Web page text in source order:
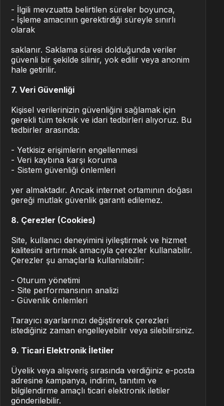
- İlgili mevzuatta belirtilen süreler boyunca,
- İşleme amacının gerektirdiği süreyle sınırlı
olarak
saklanır. Saklama süresi dolduğunda veriler
güvenli bir şekilde silinir, yok edilir veya anonim
hale getirilir.
7. Veri Güvenliği
Kişisel verilerinizin güvenliğini sağlamak için
gerekli tüm teknik ve idari tedbirleri alıyoruz. Bu
tedbirler arasında:
- Yetkisiz erişimlerin engellenmesi
- Veri kaybına karşı koruma
- Sistem güvenliği önlemleri
yer almaktadır. Ancak internet ortamının doğası
gereği mutlak güvenlik garanti edilemez.
8. Çerezler (Cookies)
Site, kullanıcı deneyimini iyileştirmek ve hizmet
kalitesini artırmak amacıyla çerezler kullanabilir.
Çerezler şu amaçlarla kullanılabilir:
- Oturum yönetimi
- Site performansının analizi
- Güvenlik önlemleri
Tarayıcı ayarlarınızı değiştirerek çerezleri
istediğiniz zaman engelleyebilir veya silebilirsiniz.
9. Ticari Elektronik İletiler
Üyelik veya alışveriş sırasında verdiğiniz e-posta
adresine kampanya, indirim, tanıtım ve
bilgilendirme amaçlı ticari elektronik iletiler
gönderilebilir.